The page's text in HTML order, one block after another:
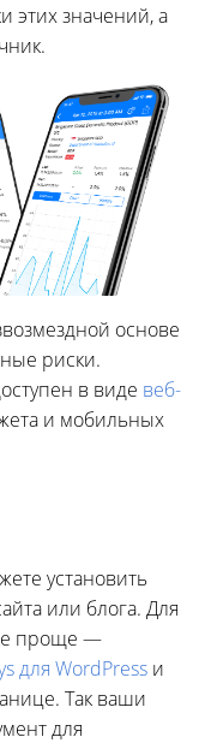
этих значений, а
основе
риски.
в виде веб-
и мобильных
установить
или блога. Для
проще —
для WordPress и
Так ваши
для